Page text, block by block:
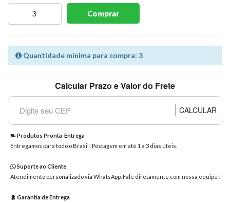
(81)9
WhatsApp
Envie-
nos uma
Comprar
Quantidade mínima para compra: 3
Calcular Prazo e Valor do Frete
CALCULAR
Produtos Pronta-Entrega
Entregamos para todo o Brasil! Postagem em até 1 a 3 dias úteis.
Suporte ao Cliente
Atendimento personalizado via WhatsApp. Fale diretamente com nossa equipe!
Garantia de Entrega